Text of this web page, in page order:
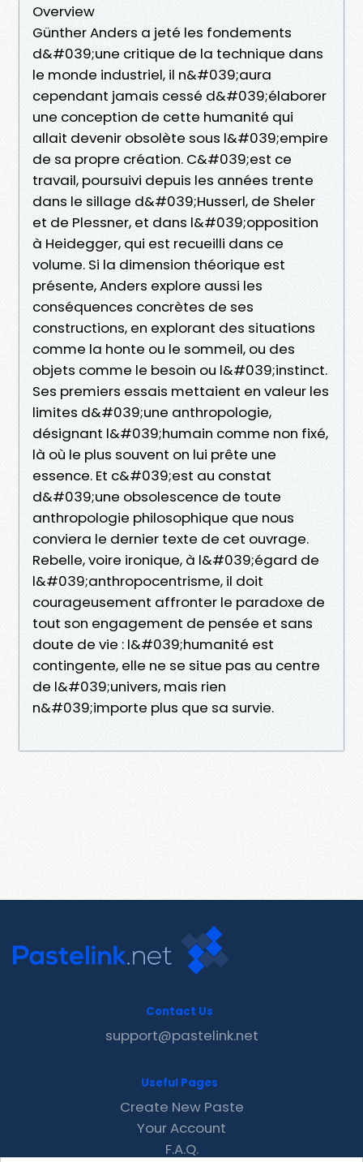
Overview
Günther Anders a jeté les fondements
d&#039;une critique de la technique dans
le monde industriel, il n&#039;aura
cependant jamais cessé d&#039;élaborer
une conception de cette humanité qui
allait devenir obsolète sous l&#039;empire
de sa propre création. C&#039;est ce
travail, poursuivi depuis les années trente
dans le sillage d&#039;Husserl, de Sheler
et de Plessner, et dans l&#039;opposition
à Heidegger, qui est recueilli dans ce
volume. Si la dimension théorique est
présente, Anders explore aussi les
conséquences concrètes de ses
constructions, en explorant des situations
comme la honte ou le sommeil, ou des
objets comme le besoin ou l&#039;instinct.
Ses premiers essais mettaient en valeur les
limites d&#039;une anthropologie,
désignant l&#039;humain comme non fixé,
là où le plus souvent on lui prête une
essence. Et c&#039;est au constat
d&#039;une obsolescence de toute
anthropologie philosophique que nous
conviera le dernier texte de cet ouvrage.
Rebelle, voire ironique, à l&#039;égard de
l&#039;anthropocentrisme, il doit
courageusement affronter le paradoxe de
tout son engagement de pensée et sans
doute de vie : l&#039;humanité est
contingente, elle ne se situe pas au centre
de l&#039;univers, mais rien
n&#039;importe plus que sa survie.
Contact Us
support@pastelink.net
Useful Pages
Create New Paste
Your Account
F.A.Q.